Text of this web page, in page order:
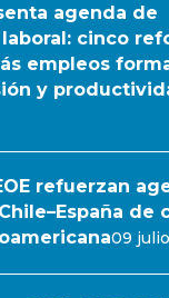
agenda de
cinco
empleos
y
refuerzan
de
09